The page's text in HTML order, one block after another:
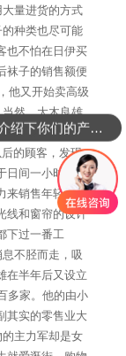
量进货的方式
种类也尽可能
也不怕在日伊买
袜子的销售额便
他又开始卖高级
然，大木良雄
子之外，还有
的顾客，发现
日间一小时的2
来销售年轻女性
线和窗帘的设计
下过一番工
不胫而走，吸
在半年后又设立
多家。他的由小
其实的零售业大
主力军却是女
可以介绍下你们的产品么